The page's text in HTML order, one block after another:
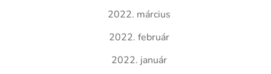
2022. március
2022. február
2022. január